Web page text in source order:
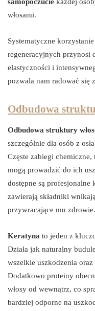
włosami.
Systematyczne
regeneracyjnych przynosi
elastyczności i
pozwala nam radować się
Odbudowa
Odbudowa struktury
szczególnie dla osób z
Częste zabiegi
mogą prowadzić do ich
dostępne są profesjonalne
zawierają składniki
przywracające mu zdrowie.
Keratyna to jeden z
Działa jak naturalny
wszelkie uszkodzenia
Dodatkowo proteiny
włosy od wewnątrz, co
bardziej odporne na